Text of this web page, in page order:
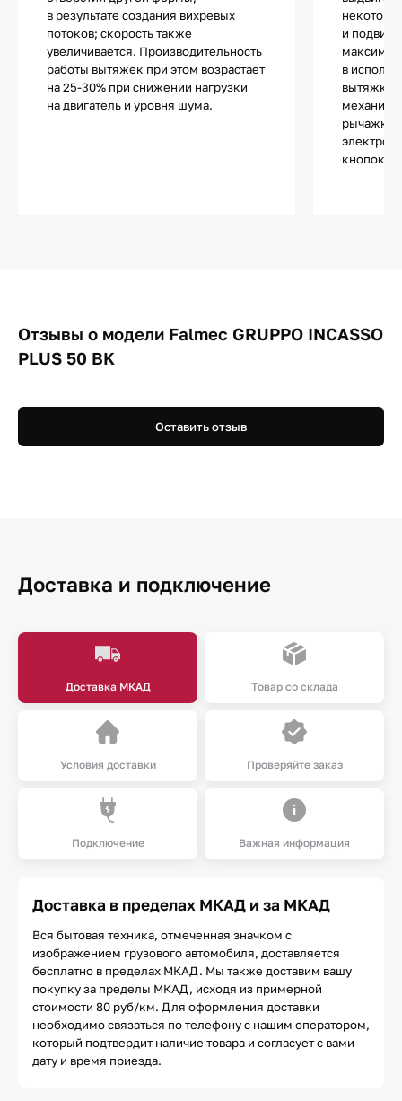
в результате создания вихревых
потоков; скорость также
увеличивается. Производительность
работы вытяжек при этом возрастает
на 25-30% при снижении нагрузки
на двигатель и уровня шума.
и
в
вытяжки
кнопок и
Отзывы о модели Falmec GRUPPO INCASSO
PLUS 50 BK
Оставить отзыв
Доставка и подключение
Доставка МКАД Товар со склада
Условия доставки Проверяйте заказ
Подключение Важная информация
Доставка в пределах МКАД и за МКАД
Вся бытовая техника, отмеченная значком с
изображением грузового автомобиля, доставляется
бесплатно в пределах МКАД. Мы также доставим вашу
покупку за пределы МКАД, исходя из примерной
стоимости 80 руб/км. Для оформления доставки
необходимо связаться по телефону с нашим оператором,
который подтвердит наличие товара и согласует с вами
дату и время приезда.